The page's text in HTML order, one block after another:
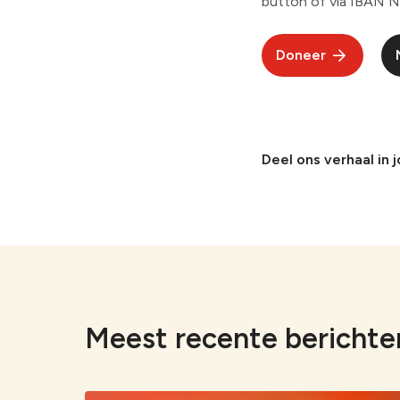
Doneer
Deel ons verhaal in
Meest recente